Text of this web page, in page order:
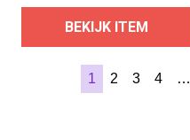
BEKIJK ITEM
1 2 3 4 …